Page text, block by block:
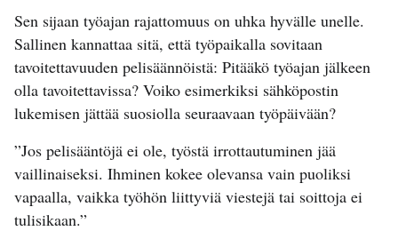
Sen sijaan työajan rajattomuus on uhka hyvälle unelle.
Sallinen kannattaa sitä, että työpaikalla sovitaan
tavoitettavuuden pelisäännöistä: Pitääkö työajan jälkeen
olla tavoitettavissa? Voiko esimerkiksi sähköpostin
lukemisen jättää suosiolla seuraavaan työpäivään?
”Jos pelisääntöjä ei ole, työstä irrottautuminen jää
vaillinaiseksi. Ihminen kokee olevansa vain puoliksi
vapaalla, vaikka työhön liittyviä viestejä tai soittoja ei
tulisikaan.”